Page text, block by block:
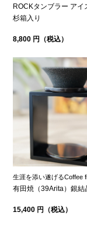
ROCKタンブラー アイ
杉箱入り
8,800 円（税込）
生涯を添い遂げるCoffee
有田焼（39Arita）銀結
15,400 円（税込）